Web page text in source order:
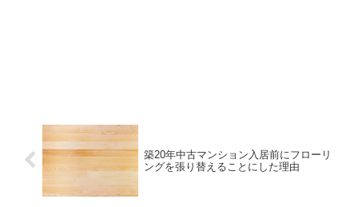
築20年中古マンション入居前にフローリ
ングを張り替えることにした理由